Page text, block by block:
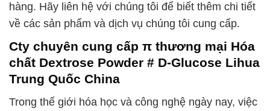
hàng. Hãy liên hệ với chúng tôi để biết thêm chi tiết
về các sản phẩm và dịch vụ chúng tôi cung cấp.
Cty chuyên cung cấp π thương mại Hóa
chất Dextrose Powder # D-Glucose Lihua
Trung Quốc China
Trong thế giới hóa học và công nghệ ngày nay, việc